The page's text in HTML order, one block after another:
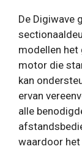
De Digiwave
modellen het
motor die
kan
ervan
alle
waardoor het